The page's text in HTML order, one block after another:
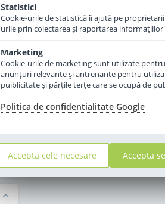
Statistici
Cookie-urile de statistică îi ajută pe
urile prin colectarea şi raportarea
Marketing
Cookie-urile de marketing sunt utilizate
anunţuri relevante şi antrenante pentru
puiblicitate şi părţile terţe care se ocupă de
Politica de confidentialitate Google
Accepta cele necesare Accepta